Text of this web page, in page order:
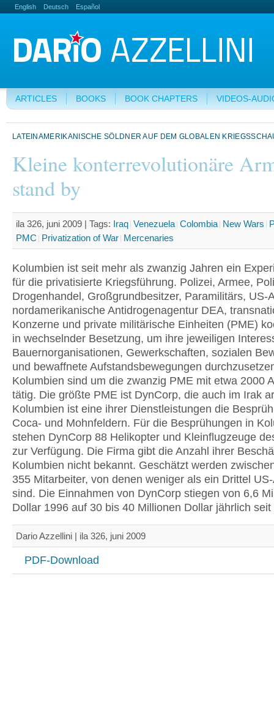
English Deutsch Español
ARTICLES BOOKS BOOK CHAPTERS VIDEOS-
LATEINAMERIKANISCHE SÖLDNER AUF DEM GLOBALEN
Kleine konterrevolutionäre
stand by
ila 326, juni 2009 | Tags: Iraq Venezuela Colombia New Wars
PMC Privatization of War Mercenaries
Kolumbien ist seit mehr als zwanzig Jahren ein
für die privatisierte Kriegsführung. Polizei, Armee,
Drogenhandel, Großgrundbesitzer, Paramilitärs, US-
nordamerikanische Antidrogenagentur DEA,
Konzerne und private militärische Einheiten (PME)
in wechselnder Besetzung, um ihre jeweiligen
Bauernorganisationen, Gewerkschaften, sozialen
und bewaffnete Aufstandsbewegungen
Kolumbien sind um die zwanzig PME mit etwa 2000
tätig. Die größte PME ist DynCorp, die auch im Irak
Kolumbien ist eine ihrer Dienstleistungen die
Coca- und Mohnfeldern. Für die Besprühungen in
stehen DynCorp 88 Helikopter und Kleinflugzeuge
zur Verfügung. Die Firma gibt die Anzahl ihrer
Kolumbien nicht bekannt. Geschätzt werden
355 Mitarbeiter, von denen weniger als ein Drittel
sind. Die Einnahmen von DynCorp stiegen von 6,6
Dollar 1996 auf 30 bis 40 Millionen Dollar jährlich seit
Dario Azzellini | ila 326, juni 2009
PDF-Download